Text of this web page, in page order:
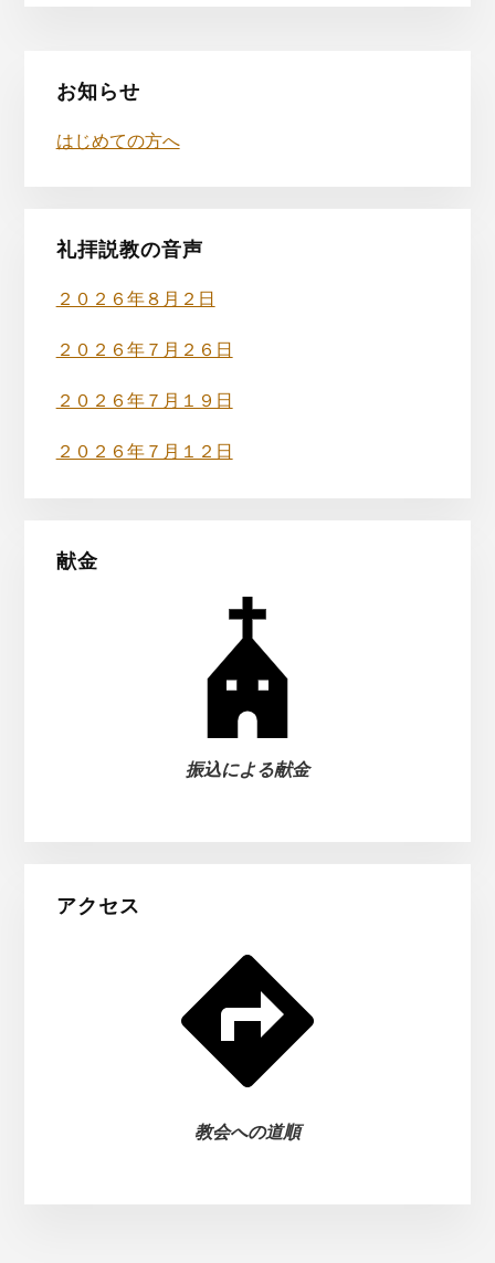
最
初
の
イ
ド
バ
ー
お知らせ
はじめての方へ
礼拝説教の音声
２０２６年８月２日
２０２６年７月２６日
２０２６年７月１９日
２０２６年７月１２日
献金
振込による献金
アクセス
教会への道順